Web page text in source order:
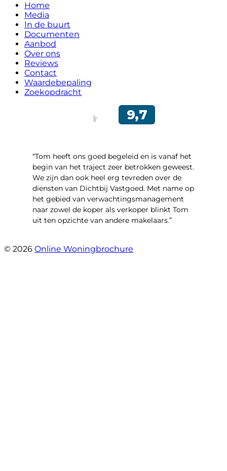
Home
Media
In de buurt
Documenten
Aanbod
Over ons
Reviews
Contact
Waardebepaling
Zoekopdracht
“Tom heeft ons goed begeleid en is vanaf het
begin van het traject zeer betrokken geweest.
We zijn dan ook heel erg tevreden over de
diensten van Dichtbij Vastgoed. Met name op
het gebied van verwachtingsmanagement
naar zowel de koper als verkoper blinkt Tom
uit ten opzichte van andere makelaars.”
© 2026 Online Woningbrochure